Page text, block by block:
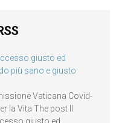
giusto ed
più sano e giusto
Vaticana Covid-
la Vita The post Il